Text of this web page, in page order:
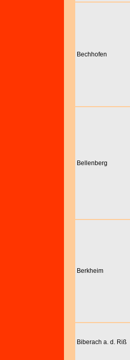
Bechhofen
Bellenberg
Berkheim
Biberach a. d. Riß